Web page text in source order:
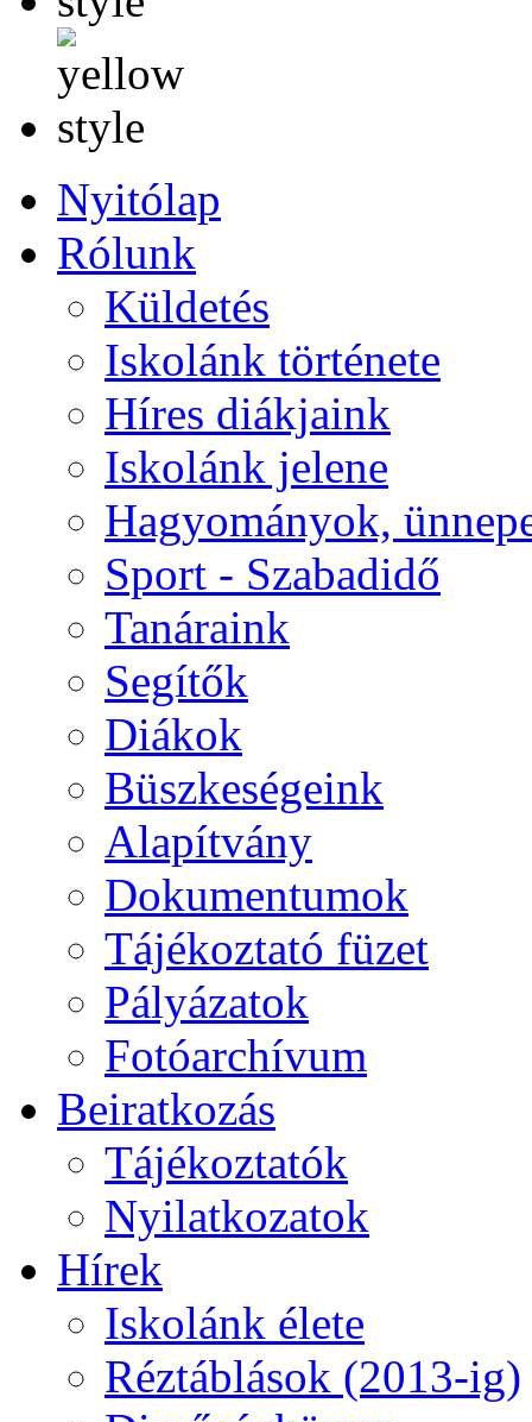
Nyitólap
Rólunk
Küldetés
Iskolánk története
Híres diákjaink
Iskolánk jelene
Hagyományok,
Sport - Szabadidő
Tanáraink
Segítők
Diákok
Büszkeségeink
Alapítvány
Dokumentumok
Tájékoztató füzet
Pályázatok
Fotóarchívum
Beiratkozás
Tájékoztatók
Nyilatkozatok
Hírek
Iskolánk élete
Réztáblások (2013-ig)